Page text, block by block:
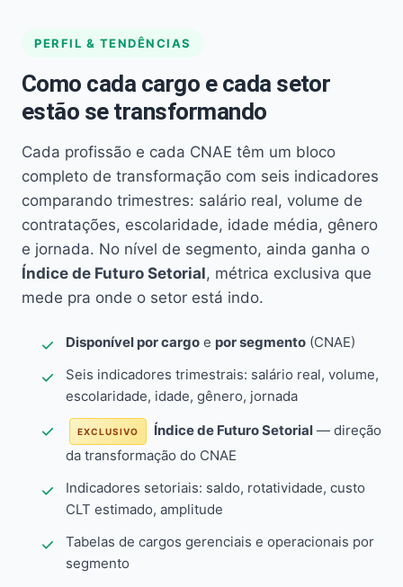
PERFIL & TENDÊNCIAS
Como cada cargo e cada setor
estão se transformando
Cada profissão e cada CNAE têm um bloco
completo de transformação com seis indicadores
comparando trimestres: salário real, volume de
contratações, escolaridade, idade média, gênero
e jornada. No nível de segmento, ainda ganha o
Índice de Futuro Setorial, métrica exclusiva que
mede pra onde o setor está indo.
Disponível por cargo e por segmento (CNAE)
Seis indicadores trimestrais: salário real, volume,
escolaridade, idade, gênero, jornada
EXCLUSIVO Índice de Futuro Setorial — direção
da transformação do CNAE
Indicadores setoriais: saldo, rotatividade, custo
CLT estimado, amplitude
Tabelas de cargos gerenciais e operacionais por
segmento